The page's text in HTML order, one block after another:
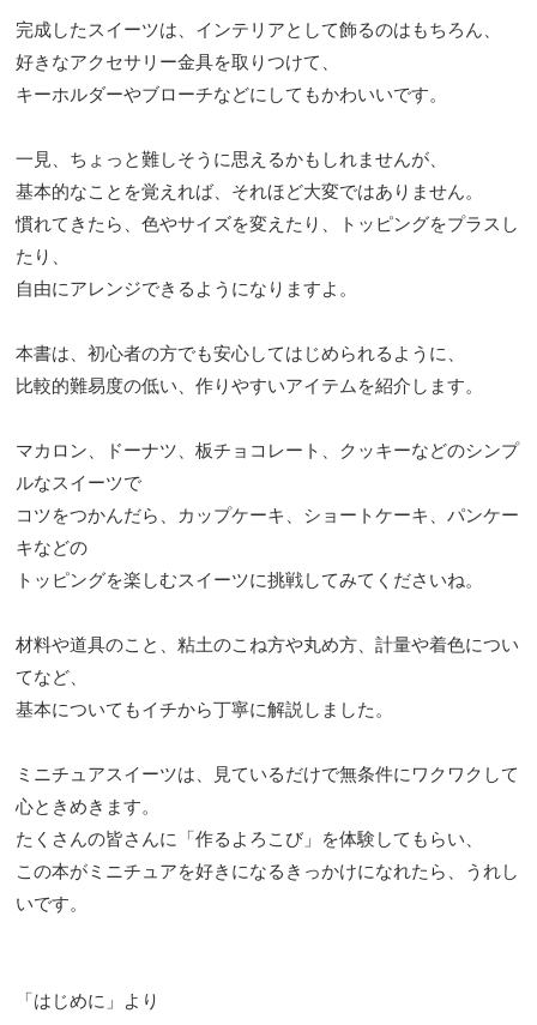
完成したスイーツは、インテリアとして飾るのはもちろん、
好きなアクセサリー金具を取りつけて、
キーホルダーやブローチなどにしてもかわいいです。
一見、ちょっと難しそうに思えるかもしれませんが、
基本的なことを覚えれば、それほど大変ではありません。
慣れてきたら、色やサイズを変えたり、トッピングをプラスし
たり、
自由にアレンジできるようになりますよ。
本書は、初心者の方でも安心してはじめられるように、
比較的難易度の低い、作りやすいアイテムを紹介します。
マカロン、ドーナツ、板チョコレート、クッキーなどのシンプ
ルなスイーツで
コツをつかんだら、カップケーキ、ショートケーキ、パンケー
キなどの
トッピングを楽しむスイーツに挑戦してみてくださいね。
材料や道具のこと、粘土のこね方や丸め方、計量や着色につい
てなど、
基本についてもイチから丁寧に解説しました。
ミニチュアスイーツは、見ているだけで無条件にワクワクして
心ときめきます。
たくさんの皆さんに「作るよろこび」を体験してもらい、
この本がミニチュアを好きになるきっかけになれたら、うれし
いです。
「はじめに」より